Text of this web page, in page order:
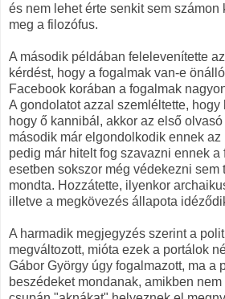
és nem lehet érte senkit sem számon
meg a filozófus.
A második példában felelevenítette
kérdést, hogy a fogalmak van-e
Facebook korában a fogalmak
A gondolatot azzal szemléltette, hogy
hogy ő kannibál, akkor az első
második már elgondolkodik ennek
pedig már hitelt fog szavazni ennek a
esetben sokszor még védekezni sem
mondta. Hozzátette, ilyenkor
illetve a megkövezés állapota
A harmadik megjegyzés szerint a
megváltozott, mióta ezek a portálok
Gábor György úgy fogalmazott, ma a
beszédeket mondanak, amikben